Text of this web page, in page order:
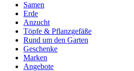
Samen
Erde
Anzucht
Töpfe & Pflanzgefäße
Rund um den Garten
Geschenke
Marken
Angebote